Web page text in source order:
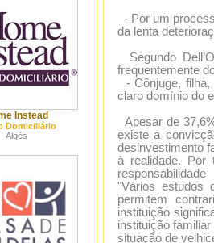
Instead
Domiciliário
Algés
- Por um
da lenta
Segundo
frequentemente
- Cônjuge, filha,
claro domínio do
Apesar de
existe a
desinvestimento
à realidade. Por
"Vários estudos
permitem
instituição
instituição
situação de